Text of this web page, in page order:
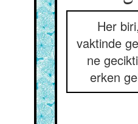
Her
vaktinde
ne
erken